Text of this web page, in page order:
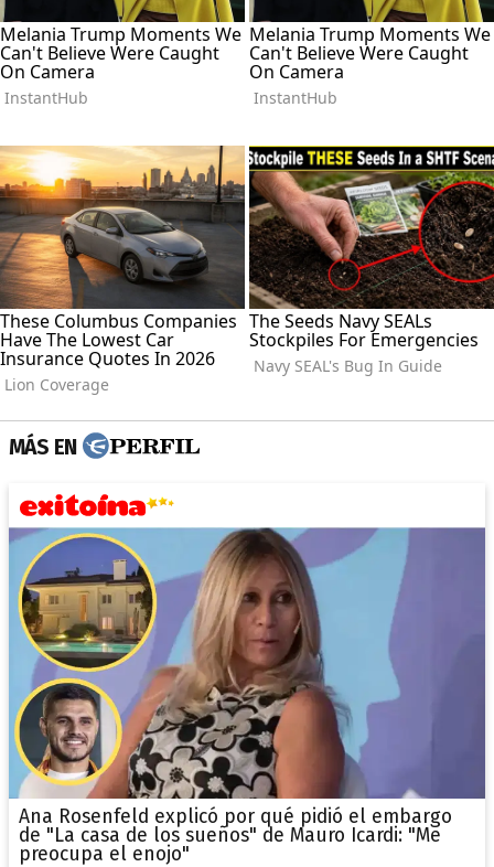
MÁS EN
Ana Rosenfeld explicó por qué pidió el embargo
de "La casa de los sueños" de Mauro Icardi: "Me
preocupa el enojo"